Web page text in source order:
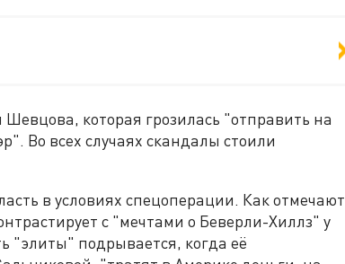
которая грозилась "отправить на
Во всех случаях скандалы стоили
в условиях спецоперации. Как отмечают
с "мечтами о Беверли-Хиллз" у
"элиты" подрывается, когда её